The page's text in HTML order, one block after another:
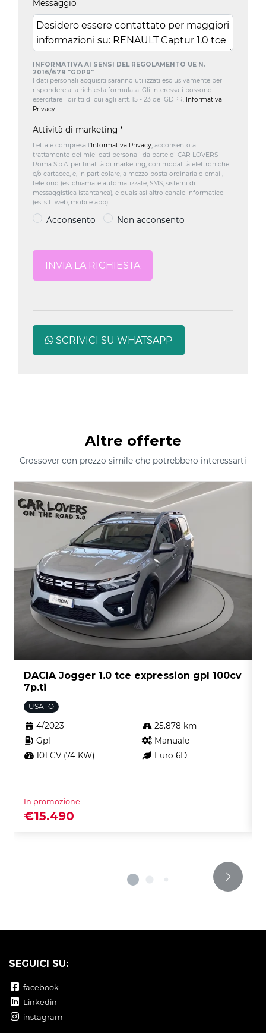
Messaggio
INFORMATIVA AI SENSI DEL REGOLAMENTO UE N.
2016/679 "GDPR"
I dati personali acquisiti saranno utilizzati esclusivamente per
rispondere alla richiesta formulata. Gli Interessati possono
esercitare i diritti di cui agli artt. 15 - 23 del GDPR. Informativa
Privacy.
Attività di marketing *
Letta e compresa l’Informativa Privacy, acconsento al
trattamento dei miei dati personali da parte di CAR LOVERS
Roma S.p.A. per finalità di marketing, con modalità elettroniche
e/o cartacee, e, in particolare, a mezzo posta ordinaria o email,
telefono (es. chiamate automatizzate, SMS, sistemi di
messaggistica istantanea), e qualsiasi altro canale informatico
(es. siti web, mobile app).
Acconsento Non acconsento
SCRIVICI SU WHATSAPP
Altre offerte
Crossover con prezzo simile che potrebbero interessarti
DACIA Jogger 1.0 tce expression gpl 100cv
7p.ti
USATO
4/2023
25.878 km
Gpl
Manuale
101 CV (74 KW)
Euro 6D
In promozione
€15.490
SEGUICI SU:
facebook
Linkedin
instagram